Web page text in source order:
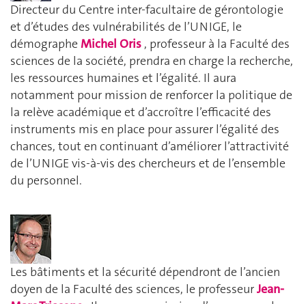
Directeur du Centre inter-facultaire de gérontologie
et d’études des vulnérabilités de l’UNIGE, le
démographeMichel Oris , professeur à la Faculté des
sciences de la société, prendra en charge la recherche,
les ressources humaines et l’égalité. Il aura
notamment pour mission de renforcer la politique de
la relève académique et d’accroître l’efficacité des
instruments mis en place pour assurer l’égalité des
chances, tout en continuant d’améliorer l’attractivité
de l’UNIGE vis-à-vis des chercheurs et de l’ensemble
du personnel.
Les bâtiments et la sécurité dépendront de l’ancien
doyen de la Faculté des sciences, le professeurJean-